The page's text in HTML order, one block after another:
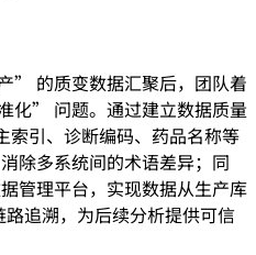
的质变数据汇聚后，团队着
” 问题。通过建立数据质量
索引、诊断编码、药品名称等
除多系统间的术语差异；同
管理平台，实现数据从生产库
追溯，为后续分析提供可信